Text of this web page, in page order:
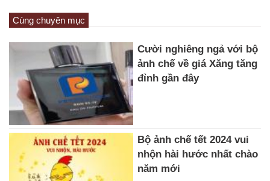
Cùng chuyên mục
Cười nghiêng ngả với bộ
ảnh chế về giá Xăng tăng
đỉnh gần đây
Bộ ảnh chế tết 2024 vui
nhộn hài hước nhất chào
năm mới